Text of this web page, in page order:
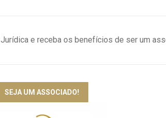
e receba os benefícios de ser um
SEJA UM ASSOCIADO!